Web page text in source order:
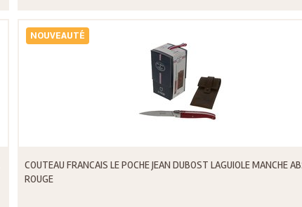
NOUVEAUTÉ
COUTEAU FRANCAIS LE POCHE JEAN DUBOST LAGUIOLE MANCHE
ROUGE